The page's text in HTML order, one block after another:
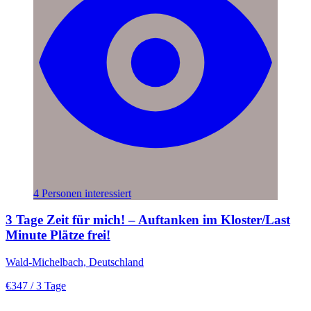
4 Personen interessiert
3 Tage Zeit für mich! – Auftanken im Kloster/Last
Minute Plätze frei!
Wald-Michelbach, Deutschland
€347 / 3 Tage